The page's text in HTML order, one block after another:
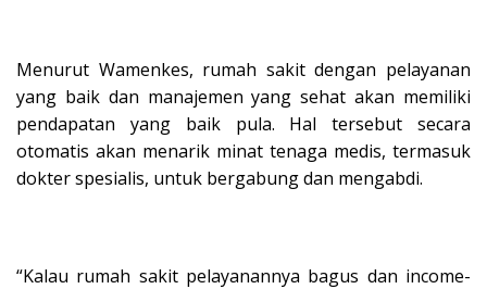
Menurut Wamenkes, rumah sakit dengan pelayanan
yang baik dan manajemen yang sehat akan memiliki
pendapatan yang baik pula. Hal tersebut secara
otomatis akan menarik minat tenaga medis, termasuk
dokter spesialis, untuk bergabung dan mengabdi.
“Kalau rumah sakit pelayanannya bagus dan income-